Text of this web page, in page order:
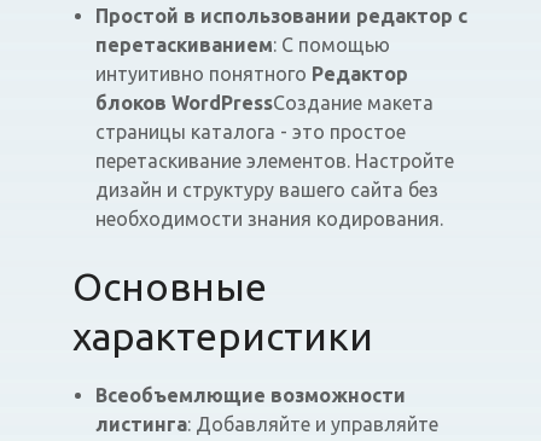
Простой в использовании редактор с
перетаскиванием: С помощью
интуитивно понятного Редактор
блоков WordPressСоздание макета
страницы каталога - это простое
перетаскивание элементов. Настройте
дизайн и структуру вашего сайта без
необходимости знания кодирования.
Основные
характеристики
Всеобъемлющие возможности
листинга: Добавляйте и управляйте